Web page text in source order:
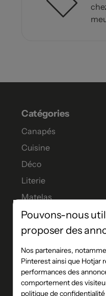
Catégories
Canapés
Cuisine
Déco
Literie
Matelas
Meubles
Tables à manger
Pouvons-nous
proposer des
Nos partenaires,
Pinterest ainsi que Hotjar
performances des
comportement des
politique de